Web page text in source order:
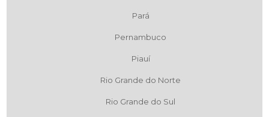
Pará
Pernambuco
Piauí
Rio Grande do Norte
Rio Grande do Sul